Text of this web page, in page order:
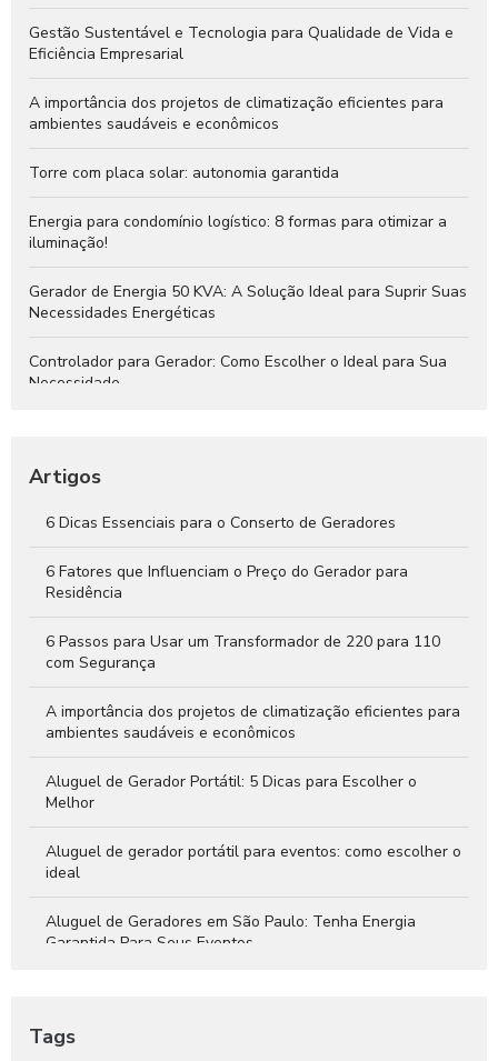
Gestão Sustentável e Tecnologia para Qualidade de Vida e
Eficiência Empresarial
A importância dos projetos de climatização eficientes para
ambientes saudáveis e econômicos
Torre com placa solar: autonomia garantida
Energia para condomínio logístico: 8 formas para otimizar a
iluminação!
Gerador de Energia 50 KVA: A Solução Ideal para Suprir Suas
Necessidades Energéticas
Controlador para Gerador: Como Escolher o Ideal para Sua
Necessidade
Gerador de Energia 30 KVA: A Solução Ideal para Suprir Suas
Necessidades Energéticas
Artigos
6 Dicas Essenciais para o Conserto de Geradores
6 Fatores que Influenciam o Preço do Gerador para
Residência
6 Passos para Usar um Transformador de 220 para 110
com Segurança
A importância dos projetos de climatização eficientes para
ambientes saudáveis e econômicos
Aluguel de Gerador Portátil: 5 Dicas para Escolher o
Melhor
Aluguel de gerador portátil para eventos: como escolher o
ideal
Aluguel de Geradores em São Paulo: Tenha Energia
Garantida Para Seus Eventos
Avr Gerador: Aumente a Performance do Seu Equipamento
Tags